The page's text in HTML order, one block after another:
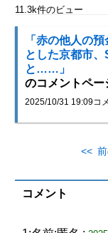
11.3k件のビュー
「赤の他人の
とした京都市
と……」
のコメントペー
2025/10/31 19:09コ
<<
コメント